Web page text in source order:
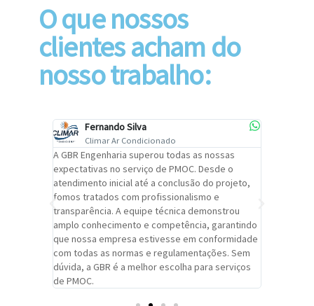
O que nossos
clientes acham do
nosso trabalho:
Fernando Silva
Climar Ar Condicionado
A GBR Engenharia superou todas as nossas
expectativas no serviço de PMOC. Desde o
atendimento inicial até a conclusão do projeto,
fomos tratados com profissionalismo e
transparência. A equipe técnica demonstrou
amplo conhecimento e competência, garantindo
que nossa empresa estivesse em conformidade
com todas as normas e regulamentações. Sem
dúvida, a GBR é a melhor escolha para serviços
de PMOC.